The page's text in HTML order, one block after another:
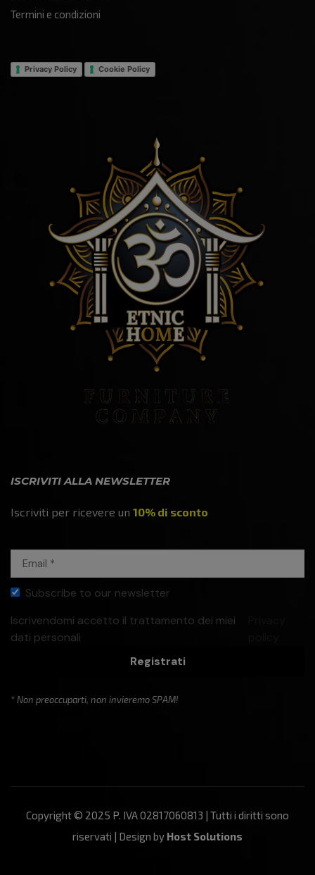
Termini e condizioni
Privacy Policy Cookie Policy
ISCRIVITI ALLA NEWSLETTER
Iscriviti per ricevere un 10% di sconto
Subscribe to our newsletter
Iscrivendomi accetto il trattamento dei miei
dati personali
Registrati
* Non preoccuparti, non invieremo SPAM!
Copyright © 2025 P. IVA 02817060813 | Tutti i diritti sono
riservati | Design by Host Solutions